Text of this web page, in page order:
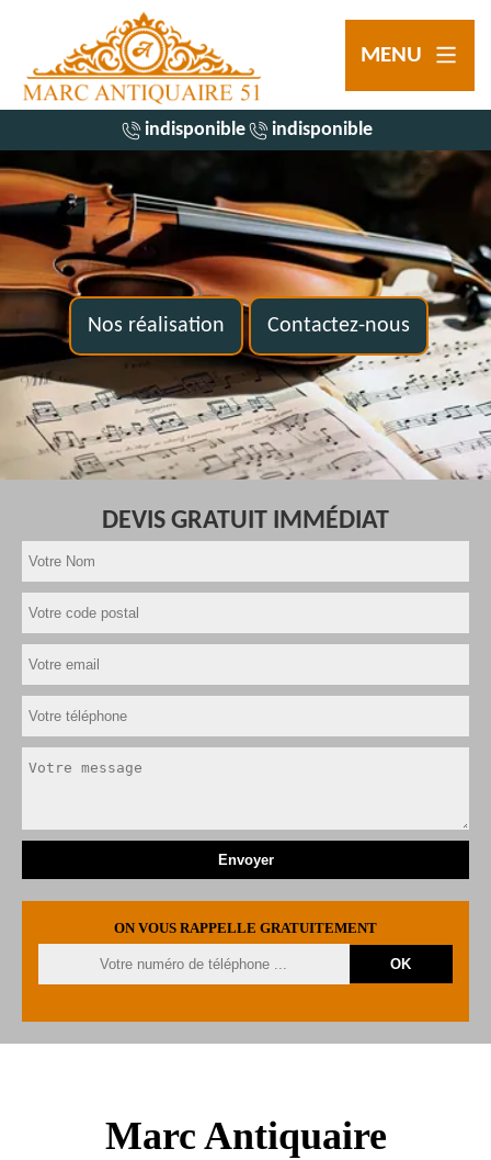
MENU
indisponible indisponible
Nos réalisation Contactez-nous
DEVIS GRATUIT IMMÉDIAT
ON VOUS RAPPELLE GRATUITEMENT
Marc Antiquaire